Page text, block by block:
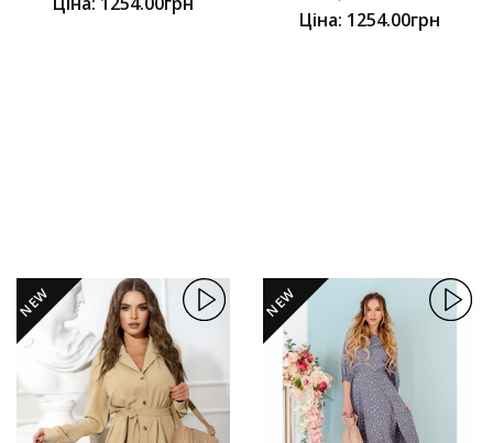
Ціна: 1254.00грн
NEW NEW